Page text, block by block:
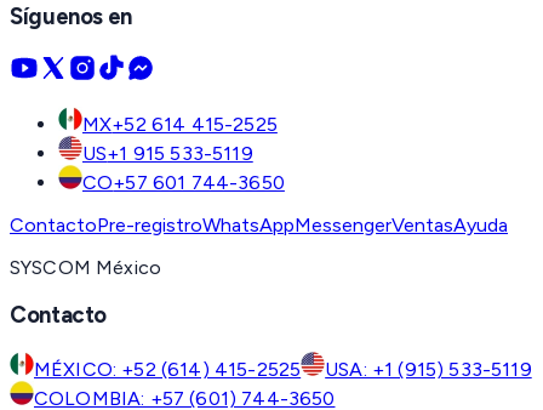
Síguenos en
MX+52 614 415-2525
US+1 915 533-5119
CO+57 601 744-3650
ContactoPre-registroWhatsAppMessengerVentasAyuda
SYSCOM México
Contacto
MÉXICO: +52 (614) 415-2525
USA: +1 (915) 533-5119
COLOMBIA: +57 (601) 744-3650